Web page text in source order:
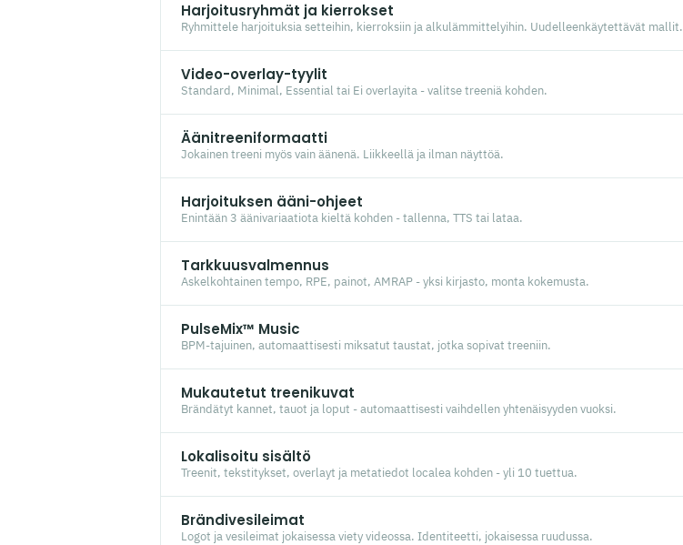
Harjoitusryhmät ja kierrokset
Ryhmittele harjoituksia setteihin, kierroksiin ja alkulämmittelyihin. Uudelleenkäytettävät mallit.
Video-overlay-tyylit
Standard, Minimal, Essential tai Ei overlayita - valitse treeniä kohden.
Äänitreeniformaatti
Jokainen treeni myös vain äänenä. Liikkeellä ja ilman näyttöä.
Harjoituksen ääni-ohjeet
Enintään 3 äänivariaatiota kieltä kohden - tallenna, TTS tai lataa.
Tarkkuusvalmennus
Askelkohtainen tempo, RPE, painot, AMRAP - yksi kirjasto, monta kokemusta.
PulseMix™ Music
BPM-tajuinen, automaattisesti miksatut taustat, jotka sopivat treeniin.
Mukautetut treenikuvat
Brändätyt kannet, tauot ja loput - automaattisesti vaihdellen yhtenäisyyden vuoksi.
Lokalisoitu sisältö
Treenit, tekstitykset, overlayt ja metatiedot localea kohden - yli 10 tuettua.
Brändivesileimat
Logot ja vesileimat jokaisessa viety videossa. Identiteetti, jokaisessa ruudussa.